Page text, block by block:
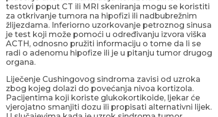
testovi poput CT ili MRI skeniranja mogu se koristiti
za otkrivanje tumora na hipofizi ili nadbubrežnim
žlijezdama. Inferiorno uzorkovanje petroznog sinusa
je test koji može pomoći u određivanju izvora viška
ACTH, odnosno pružiti informaciju o tome da li se
radi o adenomu hipofize ili je u pitanju tumor drugog
organa.
Liječenje Cushingovog sindroma zavisi od uzroka
zbog kojeg dolazi do povećanja nivoa kortizola.
Pacijentima koji koriste glukokortikoide, ljekar će
vjerojatno smanjiti dozu ili propisati alternativni lijek.